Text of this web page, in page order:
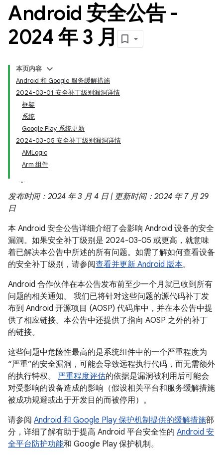
Android 安全公告 -
2024 年 3 月
本页内容
Android 和 Google 服务缓解措施
2024-03-01 安全补丁级别漏洞详情
框架
系统
Google Play 系统更新
2024-03-05 安全补丁级别漏洞详情
AMLogic
Arm 组件
发布时间：2024 年 3 月 4 日 | 更新时间：2024 年 7 月 29
日
本 Android 安全公告详细介绍了会影响 Android 设备的安全
漏洞。如果安全补丁级别是 2024-03-05 或更高，就意味
着已解决本公告中所述的所有问题。如需了解如何查看设备
的安全补丁级别，请参阅查看并更新 Android 版本。
Android 合作伙伴在本公告发布前至少一个月就已收到所有
问题的相关通知。 我们已将针对这些问题的源代码补丁发
布到 Android 开源项目 (AOSP) 代码库中，并在本公告中提
供了相应链接。本公告中还提供了指向 AOSP 之外的补丁
的链接。
这些问题中危险性最高的是系统组件中的一个严重程度为
“严重”的安全漏洞，可能会导致远程执行代码，而无需额外
的执行特权。 严重程度评估的依据是漏洞被利用后可能会
对受影响的设备造成的影响（假设相关平台和服务缓解措施
被成功规避或出于开发目的而被停用）。
请参阅 Android 和 Google Play 保护机制提供的缓解措施部
分，详细了解有助于提高 Android 平台安全性的 Android 安
全平台防护功能和 Google Play 保护机制。